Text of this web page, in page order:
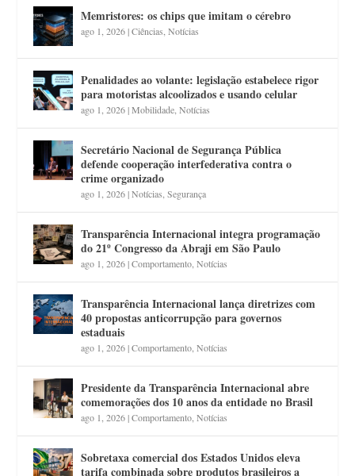
Memristores: os chips que imitam o cérebro
ago 1, 2026|Ciências,Notícias
Penalidades ao volante: legislação estabelece rigor
para motoristas alcoolizados e usando celular
ago 1, 2026|Mobilidade,Notícias
Secretário Nacional de Segurança Pública
defende cooperação interfederativa contra o
crime organizado
ago 1, 2026|Notícias,Segurança
Transparência Internacional integra programação
do 21º Congresso da Abraji em São Paulo
ago 1, 2026|Comportamento,Notícias
Transparência Internacional lança diretrizes com
40 propostas anticorrupção para governos
estaduais
ago 1, 2026|Comportamento,Notícias
Presidente da Transparência Internacional abre
comemorações dos 10 anos da entidade no Brasil
ago 1, 2026|Comportamento,Notícias
Sobretaxa comercial dos Estados Unidos eleva
tarifa combinada sobre produtos brasileiros a